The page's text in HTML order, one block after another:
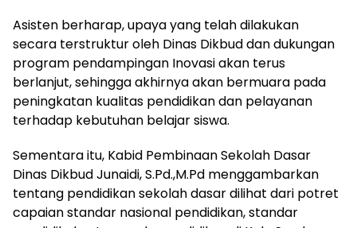
Asisten berharap, upaya yang telah dilakukan
secara terstruktur oleh Dinas Dikbud dan dukungan
program pendampingan Inovasi akan terus
berlanjut, sehingga akhirnya akan bermuara pada
peningkatan kualitas pendidikan dan pelayanan
terhadap kebutuhan belajar siswa.
Sementara itu, Kabid Pembinaan Sekolah Dasar
Dinas Dikbud Junaidi, S.Pd.,M.Pd menggambarkan
tentang pendidikan sekolah dasar dilihat dari potret
capaian standar nasional pendidikan, standar